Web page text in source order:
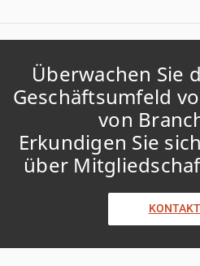
Überwachen Sie
Geschäftsumfeld
von
Erkundigen Sie
über